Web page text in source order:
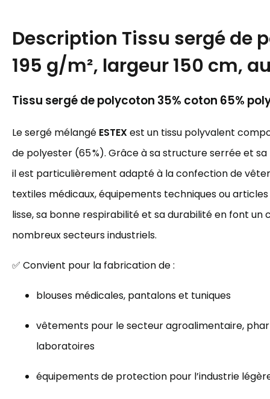
Description Tissu sergé de
195 g/m², largeur 150 cm,
Tissu sergé de polycoton 35% coton 65%
Le sergé mélangé ESTEXest un tissu polyvalent
de polyester (65 %). Grâce à sa structure serrée et
il est particulièrement adapté à la confection de
textiles médicaux, équipements techniques ou
lisse, sa bonne respirabilité et sa durabilité en font un
nombreux secteurs industriels.
✅ Convient pour la fabrication de :
blouses médicales, pantalons et tuniques
vêtements pour le secteur agroalimentaire,
laboratoires
équipements de protection pour l’industrie